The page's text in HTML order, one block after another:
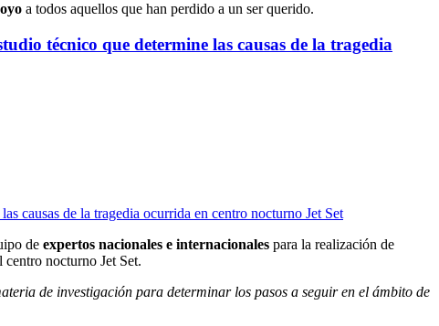
a todos aquellos que han perdido a un ser querido.
técnico que determine las causas de la tragedia
de expertos nacionales e internacionales para la realización de
nocturno Jet Set.
de investigación para determinar los pasos a seguir en el ámbito de